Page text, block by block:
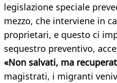
legislazione speciale
mezzo, che interviene in
proprietari, e questo ci
sequestro preventivo,
«Non salvati, ma
magistrati, i migranti